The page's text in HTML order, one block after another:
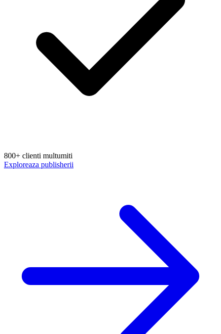
800+ clienti multumiti
Exploreaza publisherii